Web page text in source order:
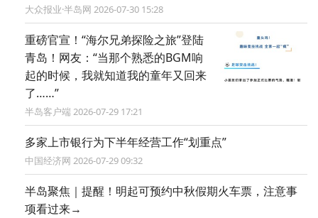
大众报业·半岛网 2026-07-30 15:28
重磅官宣！“海尔兄弟探险之旅”登陆
青岛！网友：“当那个熟悉的BGM响
起的时候，我就知道我的童年又回来
了……”
半岛客户端 2026-07-29 17:21
多家上市银行为下半年经营工作“划重点”
中国经济网 2026-07-29 09:32
半岛聚焦｜提醒！明起可预约中秋假期火车票，注意事
项看过来→